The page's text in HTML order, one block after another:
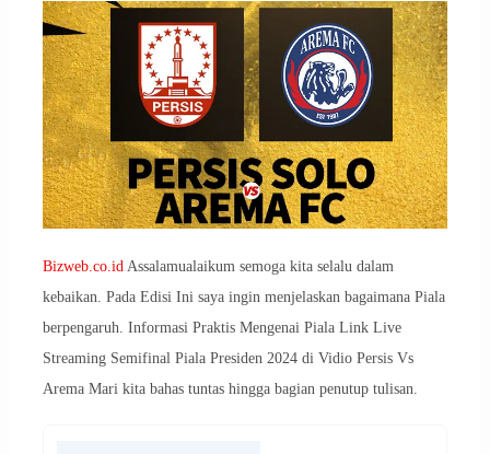
Bizweb.co.idAssalamualaikum semoga kita selalu dalam
kebaikan. Pada Edisi Ini saya ingin menjelaskan bagaimana Piala
berpengaruh. Informasi Praktis Mengenai Piala Link Live
Streaming Semifinal Piala Presiden 2024 di Vidio Persis Vs
Arema Mari kita bahas tuntas hingga bagian penutup tulisan.